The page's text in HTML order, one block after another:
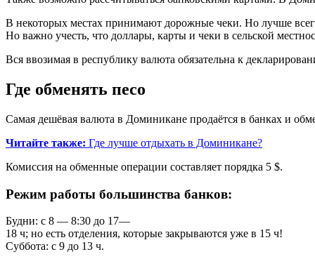
В некоторых местах принимают дорожные чеки. Но лучше
Но важно учесть, что доллары, карты и чеки в сельской
Вся ввозимая в республику валюта обязательна к
Где обменять песо
Самая дешёвая валюта в Доминикане продаётся в банках и
Читайте также: Где лучше отдыхать в Доминикане?
Комиссия на обменные операции составляет порядка 5 $.
Режим работы большинства банков:
Будни: с 8 — 8:30 до 17—
18 ч; но есть отделения, которые закрываются уже в 15 ч!
Суббота: с 9 до 13 ч.